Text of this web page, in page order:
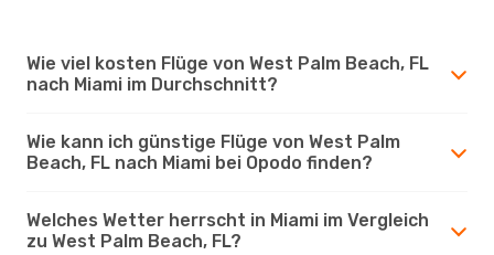
Wie viel kosten Flüge von West Palm Beach, FL
nach Miami im Durchschnitt?
Wie kann ich günstige Flüge von West Palm
Beach, FL nach Miami bei Opodo finden?
Welches Wetter herrscht in Miami im Vergleich
zu West Palm Beach, FL?